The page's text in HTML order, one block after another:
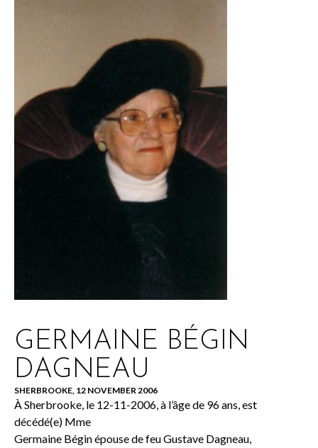
GERMAINE BÉGIN
DAGNEAU
SHERBROOKE, 12 NOVEMBER 2006
À Sherbrooke, le 12-11-2006, à l’âge de 96 ans, est
décédé(e) Mme
Germaine Bégin épouse de feu Gustave Dagneau,